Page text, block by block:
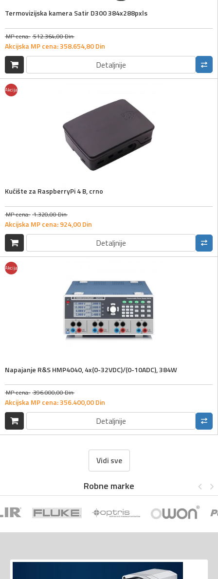
Termovizijska kamera Satir D300 384x288pxls
MP cena: 512.364,00Din
Akcijska MP cena:358.654,80Din
Detaljnije
Akcija
Kućište za RaspberryPi 4 B, crno
MP cena: 1.320,00Din
Akcijska MP cena:924,00Din
Detaljnije
Akcija
Napajanje R&S HMP4040, 4x(0-32VDC)/(0-10ADC), 384W
MP cena: 396.000,00Din
Akcijska MP cena:356.400,00Din
Detaljnije
Vidi sve
Robne marke